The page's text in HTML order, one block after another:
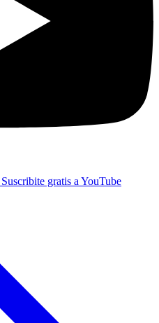
Suscribite gratis a YouTube